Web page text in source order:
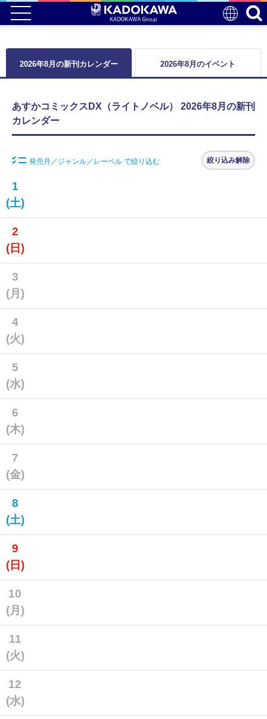
2026年8月の新刊カレンダー 2026年8月のイベント
あすかコミックスDX（ライトノベル） 2026年8月の新刊
カレンダー
発売月／ジャンル／レーベル で絞り込む 絞り込み解除
1
(土)
2
(日)
3
(月)
4
(火)
5
(水)
6
(木)
7
(金)
8
(土)
9
(日)
10
(月)
11
(火)
12
(水)